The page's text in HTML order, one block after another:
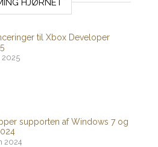
HJØRNET
til Xbox Developer
2025
supporten af ​​Windows 7 og
2024